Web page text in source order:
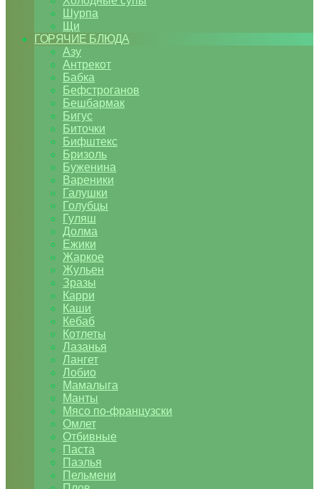
Шурпа
Щи
ГОРЯЧИЕ БЛЮДА
Азу
Антрекот
Бабка
Бефстроганов
Бешбармак
Бигус
Биточки
Бифштекс
Бризоль
Буженина
Вареники
Галушки
Голубцы
Гуляш
Долма
Ежики
Жаркое
Жульен
Зразы
Карри
Каши
Кебаб
Котлеты
Лазанья
Лангет
Лобио
Мамалыга
Манты
Мясо по-французски
Омлет
Отбивные
Паста
Паэлья
Пельмени